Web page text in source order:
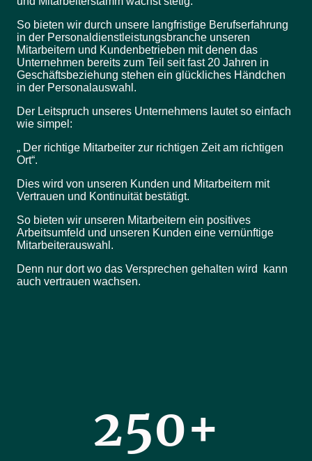
So bieten wir durch unsere langfristige Berufserfahrung
in der Personaldienstleistungsbranche unseren
Mitarbeitern und Kundenbetrieben mit denen das
Unternehmen bereits zum Teil seit fast 20 Jahren in
Geschäftsbeziehung stehen ein glückliches Händchen
in der Personalauswahl.
Der Leitspruch unseres Unternehmens lautet so einfach
wie simpel:
„ Der richtige Mitarbeiter zur richtigen Zeit am richtigen
Ort“.
Dies wird von unseren Kunden und Mitarbeitern mit
Vertrauen und Kontinuität bestätigt.
So bieten wir unseren Mitarbeitern ein positives
Arbeitsumfeld und unseren Kunden eine vernünftige
Mitarbeiterauswahl.
Denn nur dort wo das Versprechen gehalten wird kann
auch vertrauen wachsen.
250+